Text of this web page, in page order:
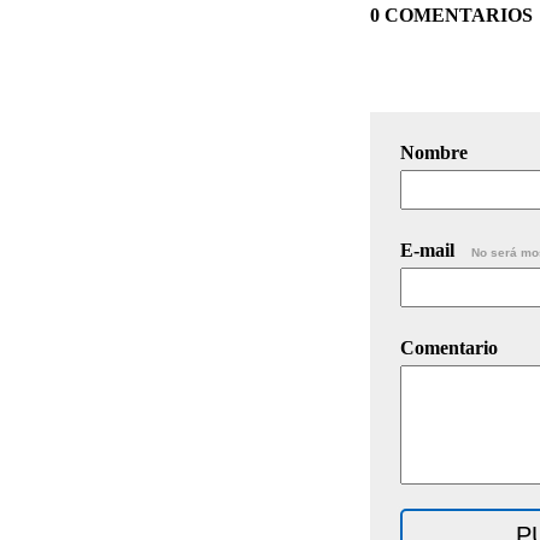
0 COMENTARIOS
Nombre
E-mail No será
Comentario